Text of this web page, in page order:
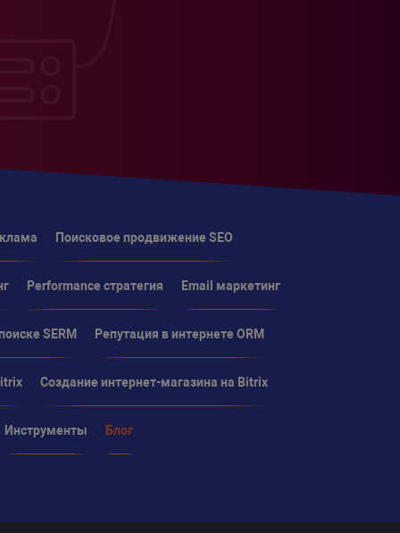
Поисковое продвижение SEO
Performance стратегия Email маркетинг
SERM Репутация в интернете ORM
Создание интернет-магазина на Bitrix
Инструменты Блог